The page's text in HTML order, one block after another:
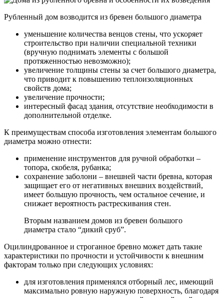
Рубленный дом возводится из бревен большого диаметра
уменьшение количества венцов стены, что ускоряет
строительство при наличии специальной техники
(вручную поднимать элементы с большой
протяженностью невозможно);
увеличение толщины стены за счет большого диаметра,
что приводит к повышению теплоизоляционных
свойств дома;
увеличение прочности;
интересный фасад здания, отсутствие необходимости в
дополнительной отделке.
К преимуществам способа изготовления элементам большого
диаметра можно отнести:
применение инструментов для ручной обработки –
топора, скобеля, рубанка;
сохранение заболони – внешней части бревна, которая
защищает его от негативных внешних воздействий,
имеет большую прочность, чем остальное сечение, и
снижает вероятность растрескивания стен.
Вторым названием домов из бревен большого
диаметра стало “дикий сруб”.
Оцилиндрованное и строганное бревно может дать такие
характеристики по прочности и устойчивости к внешним
факторам только при следующих условиях:
для изготовления применялся отборный лес, имеющий
максимально ровную наружную поверхность, благодаря